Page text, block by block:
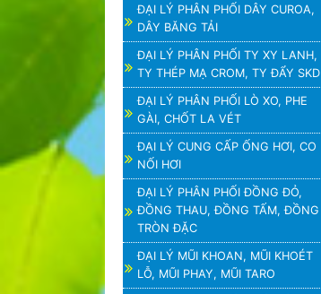
ĐẠI LÝ PHÂN PHỐI DÂY CUROA,
DÂY BĂNG TẢI
ĐẠI LÝ PHÂN PHỐI TY XY LANH,
TY THÉP MẠ CROM, TY ĐẨY SKD
ĐẠI LÝ PHÂN PHỐI LÒ XO, PHE
GÀI, CHỐT LA VÉT
ĐẠI LÝ CUNG CẤP ỐNG HƠI, CO
NỐI HƠI
ĐẠI LÝ PHÂN PHỐI ĐỒNG ĐỎ,
ĐỒNG THAU, ĐỒNG TẤM, ĐỒNG
TRÒN ĐẶC
ĐẠI LÝ MŨI KHOAN, MŨI KHOÉT
LỖ, MŨI PHAY, MŨI TARO